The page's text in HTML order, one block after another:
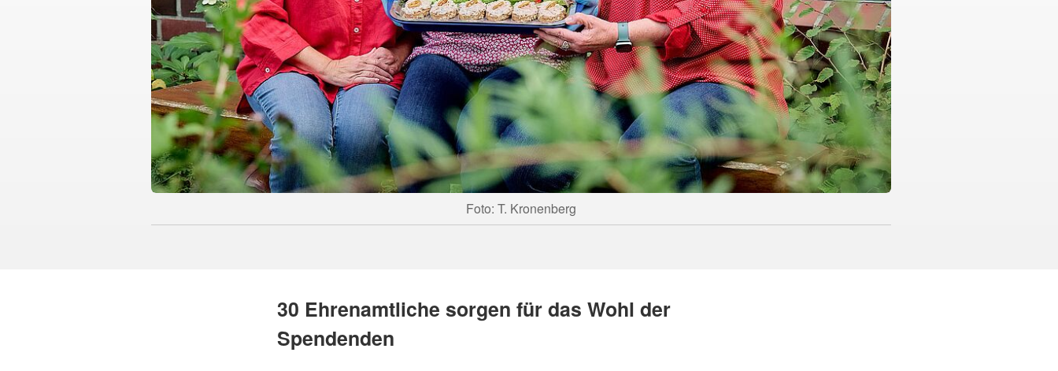
Foto: T. Kronenberg
30 Ehrenamtliche sorgen für das Wohl der
Spendenden